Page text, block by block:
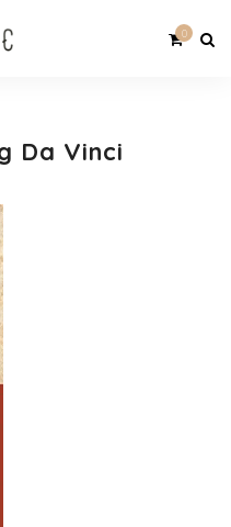
0
Da Vinci